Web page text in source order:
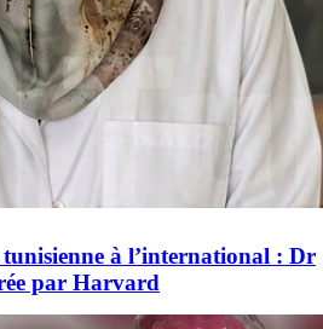
tunisienne à l’international : Dr
par Harvard